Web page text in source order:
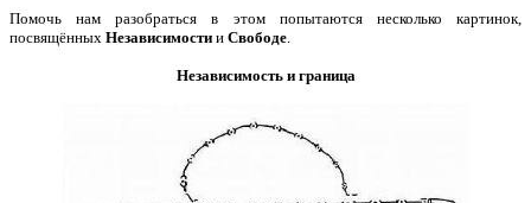
Помочь нам разобраться в этом попытаются несколько картинок,
посвящённых Независимости и Свободе.
Независимость и граница